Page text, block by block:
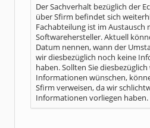
Der Sachverhalt bezüglich der
über Sfirm befindet sich
Fachabteilung ist im Austausch
Softwarehersteller. Aktuell
Datum nennen, wann der
wir diesbezüglich noch keine
haben. Sollten Sie
Informationen wünschen,
Sfirm verweisen, da wir
Informationen vorliegen haben.